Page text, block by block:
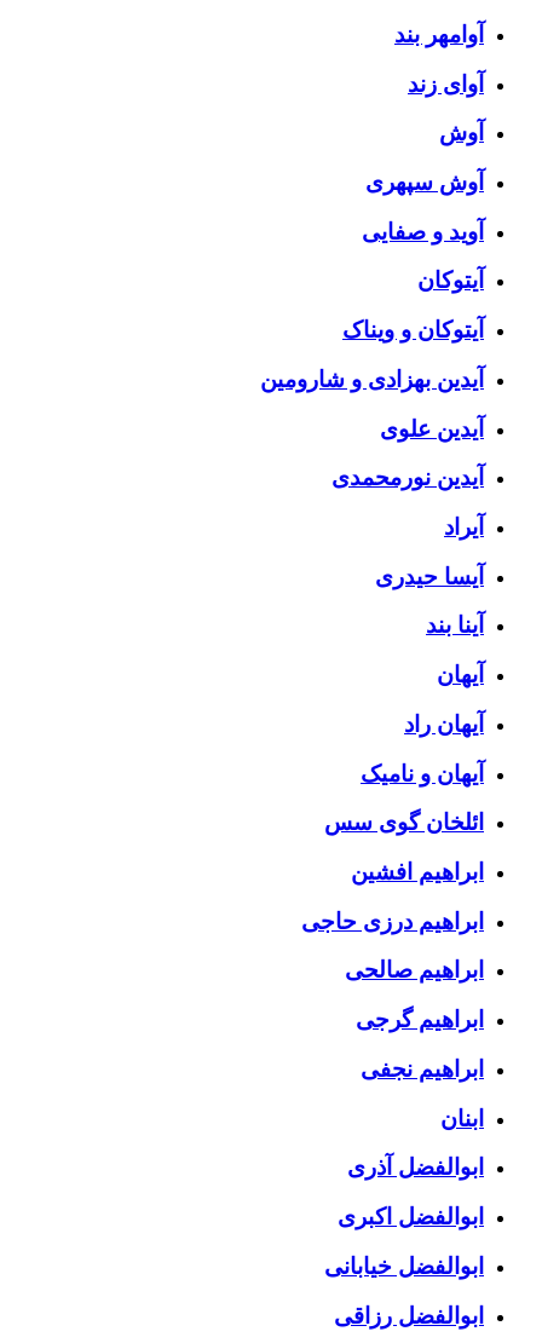
آوامهر بند
آوای زند
آوش
آوش سپهری
آوید و صفایی
آیتوکان
آیتوکان و ویناک
آیدین بهزادی و شارومین
آیدین علوی
آیدین نورمحمدی
آیراد
آیسا حیدری
آینا بند
آیهان
آیهان راد
آیهان و نامیک
ائلخان گوی سس
ابراهیم افشین
ابراهیم درزی حاجی
ابراهیم صالحی
ابراهیم گرجی
ابراهیم نجفی
ابنان
ابوالفضل آذری
ابوالفضل اکبری
ابوالفضل خیابانی
ابوالفضل رزاقی